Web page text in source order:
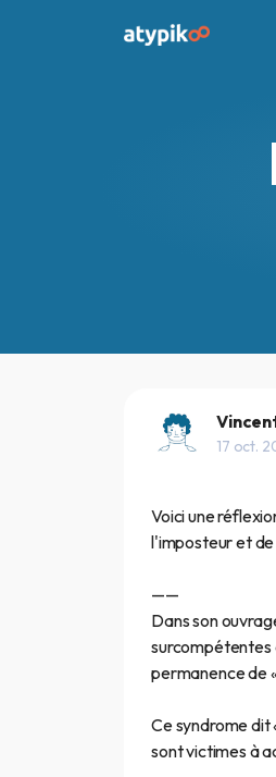
17 oct.
Voici une
l'imposteur et
——
Dans son
surcompétentes
permanence de
Ce syndrome dit
sont victimes à